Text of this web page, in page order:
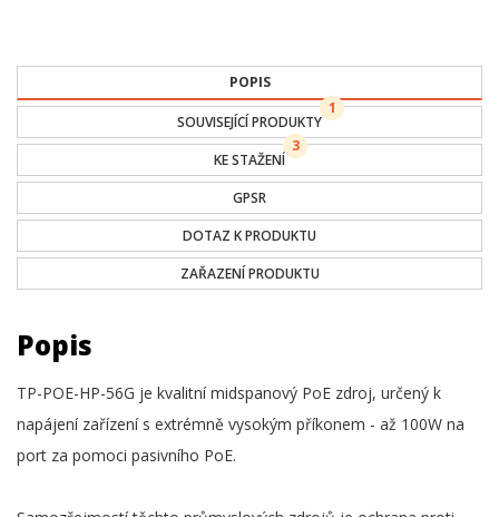
POPIS
SOUVISEJÍCÍ PRODUKTY
1
KE STAŽENÍ
3
GPSR
DOTAZ K PRODUKTU
ZAŘAZENÍ PRODUKTU
Popis
TP-POE-HP-56G je kvalitní midspanový PoE zdroj, určený k
napájení zařízení s extrémně vysokým příkonem - až 100W na
port za pomoci pasivního PoE.